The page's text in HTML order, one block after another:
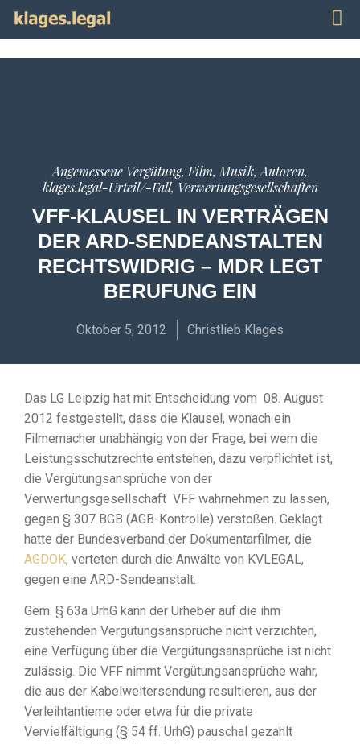
Angemessene Vergütung, Film, Musik, Autoren,
klages.legal-Urteil/-Fall, Verwertungsgesellschaften
VFF-KLAUSEL IN VERTRÄGEN
DER ARD-SENDEANSTALTEN
RECHTSWIDRIG – MDR LEGT
BERUFUNG EIN
Oktober 5, 2012 Christlieb Klages
Das LG Leipzig hat mit Entscheidung vom 08. August
2012 festgestellt, dass die Klausel, wonach ein
Filmemacher unabhängig von der Frage, bei wem die
Leistungsschutzrechte entstehen, dazu verpflichtet ist,
die Vergütungsansprüche von der
Verwertungsgesellschaft VFF wahrnehmen zu lassen,
gegen § 307 BGB (AGB-Kontrolle) verstoßen. Geklagt
hatte der Bundesverband der Dokumentarfilmer, die
AGDOK, verteten durch die Anwälte von KVLEGAL,
gegen eine ARD-Sendeanstalt.
Gem. § 63a UrhG kann der Urheber auf die ihm
zustehenden Vergütungsansprüche nicht verzichten,
eine Verfügung über die Vergütungsansprüche ist nicht
zulässig. Die VFF nimmt Vergütungsansprüche wahr,
die aus der Kabelweitersendung resultieren, aus der
Verleihtantieme oder etwa für die private
Vervielfältigung (§ 54 ff. UrhG) pauschal gezahlt